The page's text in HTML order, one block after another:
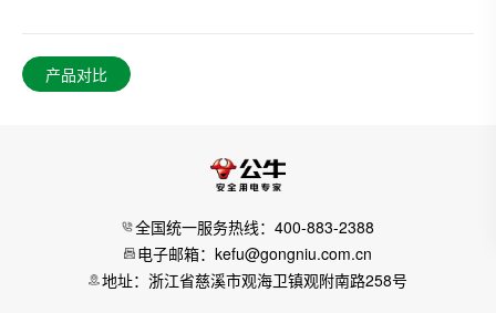
产品对比
全国统一服务热线：400-883-2388
电子邮箱：kefu@gongniu.com.cn
地址：浙江省慈溪市观海卫镇观附南路258号